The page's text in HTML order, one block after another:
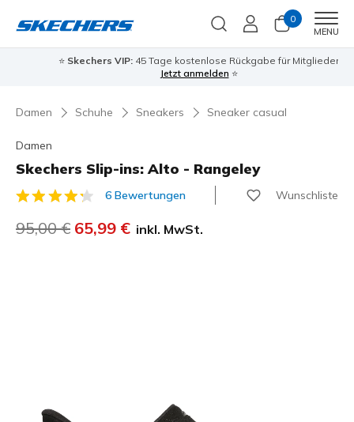
0
MENU
Skechers VIP:45 Tage kostenlose Rückgabe für Mitglieder
Jetzt anmelden⭐
Damen Schuhe Sneakers Sneaker casual
Damen
Skechers Slip-ins: Alto - Rangeley
4,1 von 5 Kundenbewertungen
6 Bewertungen Wunschliste
Reduziert von
95,00 € auf
65,99 € inkl. MwSt.